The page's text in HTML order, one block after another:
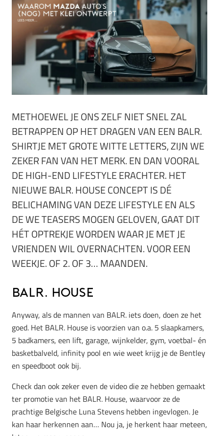
METHOEWEL JE ONS ZELF NIET SNEL ZAL
BETRAPPEN OP HET DRAGEN VAN EEN BALR.
SHIRTJE MET GROTE WITTE LETTERS, ZIJN WE
ZEKER FAN VAN HET MERK. EN DAN VOORAL
DE HIGH-END LIFESTYLE ERACHTER. HET
NIEUWE BALR. HOUSE CONCEPT IS DÉ
BELICHAMING VAN DEZE LIFESTYLE EN ALS
DE WE TEASERS MOGEN GELOVEN, GAAT DIT
HÉT OPTREKJE WORDEN WAAR JE MET JE
VRIENDEN WIL OVERNACHTEN. VOOR EEN
WEEKJE. OF 2. OF 3… MAANDEN.
BALR. House
Anyway, als de mannen van BALR. iets doen, doen ze het
goed. Het BALR. House is voorzien van o.a. 5 slaapkamers,
5 badkamers, een lift, garage, wijnkelder, gym, voetbal- én
basketbalveld, infinity pool en wie weet krijg je de Bentley
en speedboot ook bij.
Check dan ook zeker even de video die ze hebben gemaakt
ter promotie van het BALR. House, waarvoor ze de
prachtige Belgische Luna Stevens hebben ingevlogen. Je
kan haar herkennen aan… Nou ja, je herkent haar meteen,